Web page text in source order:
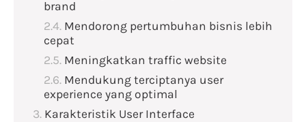
brand
Mendorong pertumbuhan bisnis lebih
cepat
Meningkatkan traffic website
Mendukung terciptanya user
experience yang optimal
Karakteristik User Interface